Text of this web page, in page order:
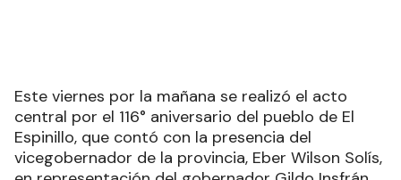
Este viernes por la mañana se realizó el acto
central por el 116° aniversario del pueblo de El
Espinillo, que contó con la presencia del
vicegobernador de la provincia, Eber Wilson Solís,